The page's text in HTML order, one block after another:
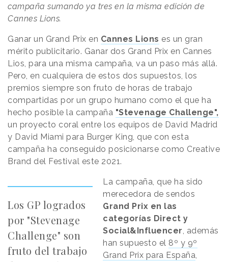
campaña sumando ya tres en la misma edición de
Cannes Lions.
Ganar un Grand Prix en Cannes Lions es un gran
mérito publicitario. Ganar dos Grand Prix en Cannes
Lios, para una misma campaña, va un paso más allá.
Pero, en cualquiera de estos dos supuestos, los
premios siempre son fruto de horas de trabajo
compartidas por un grupo humano como el que ha
hecho posible la campaña "Stevenage Challenge",
un proyecto coral entre los equipos de David Madrid
y David Miami para Burger King, que con esta
campaña ha conseguido posicionarse como Creative
Brand del Festival este 2021.
Los GP logrados
por "Stevenage
Challenge" son
fruto del trabajo
La campaña, que ha sido
merecedora de sendos
Grand Prix en las
categorías Direct y
Social&Influencer, además
han supuesto el 8º y 9º
Grand Prix para España,